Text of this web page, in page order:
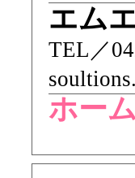
エム
TEL／
ホー